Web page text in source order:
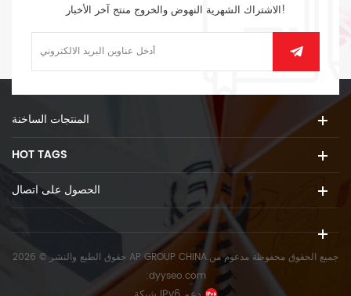
الاشتراك الشهرية النهوض والخروج منتج آخر الأخبار!
المنتجات الساخنة
HOT TAGS
الحصول على اتصال
حقوق الطبع والنشر © 2026 AP GROUP CHINA.جميع الحقوق محفوظة مدعوم من
:dyyseo.com